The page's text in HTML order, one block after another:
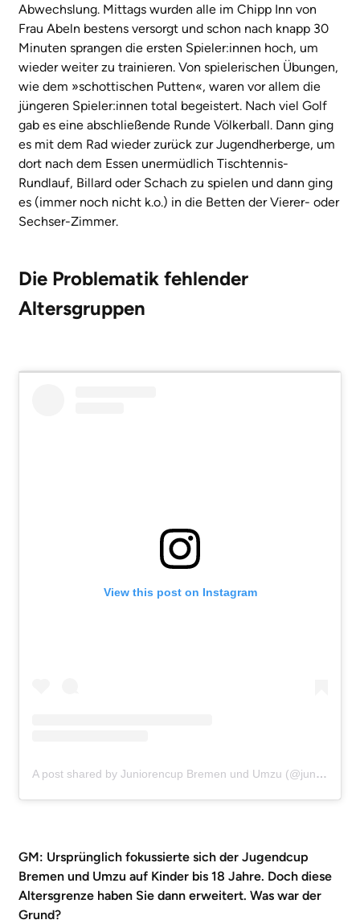
Abwechslung. Mittags wurden alle im Chipp Inn von
Frau Abeln bestens versorgt und schon nach knapp 30
Minuten sprangen die ersten Spieler:innen hoch, um
wieder weiter zu trainieren. Von spielerischen Übungen,
wie dem »schottischen Putten«, waren vor allem die
jüngeren Spieler:innen total begeistert. Nach viel Golf
gab es eine abschließende Runde Völkerball. Dann ging
es mit dem Rad wieder zurück zur Jugendherberge, um
dort nach dem Essen unermüdlich Tischtennis-
Rundlauf, Billard oder Schach zu spielen und dann ging
es (immer noch nicht k.o.) in die Betten der Vierer- oder
Sechser-Zimmer.
Die Problematik fehlender
Altersgruppen
View this post on Instagram
A post shared by Juniorencup Bremen und Umzu (@juniorencup_niedersachsenhb)
GM: Ursprünglich fokussierte sich der Jugendcup
Bremen und Umzu auf Kinder bis 18 Jahre. Doch diese
Altersgrenze haben Sie dann erweitert. Was war der
Grund?